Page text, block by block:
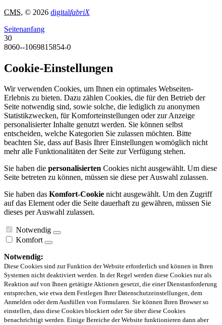
CMS, © 2026 digitalfabriX
Seitenanfang
30
8060--1069815854-0
Cookie-Einstellungen
Wir verwenden Cookies, um Ihnen ein optimales Webseiten-
Erlebnis zu bieten. Dazu zählen Cookies, die für den Betrieb der
Seite notwendig sind, sowie solche, die lediglich zu anonymen
Statistikzwecken, für Komforteinstellungen oder zur Anzeige
personalisierter Inhalte genutzt werden. Sie können selbst
entscheiden, welche Kategorien Sie zulassen möchten. Bitte
beachten Sie, dass auf Basis Ihrer Einstellungen womöglich nicht
mehr alle Funktionalitäten der Seite zur Verfügung stehen.
Sie haben die personalisierten Cookies nicht ausgewählt. Um diese
Seite betreten zu können, müssen sie diese per Auswahl zulassen.
Sie haben das Komfort-Cookie nicht ausgewählt. Um den Zugriff
auf das Element oder die Seite dauerhaft zu gewähren, müssen Sie
dieses per Auswahl zulassen.
Notwendig
Komfort
Notwendig:
Diese Cookies sind zur Funktion der Website erforderlich und können in Ihren
Systemen nicht deaktiviert werden. In der Regel werden diese Cookies nur als
Reaktion auf von Ihnen getätigte Aktionen gesetzt, die einer Dienstanforderung
entsprechen, wie etwa dem Festlegen Ihrer Datenschutzeinstellungen, dem
Anmelden oder dem Ausfüllen von Formularen. Sie können Ihren Browser so
einstellen, dass diese Cookies blockiert oder Sie über diese Cookies
benachrichtigt werden. Einige Bereiche der Website funktionieren dann aber